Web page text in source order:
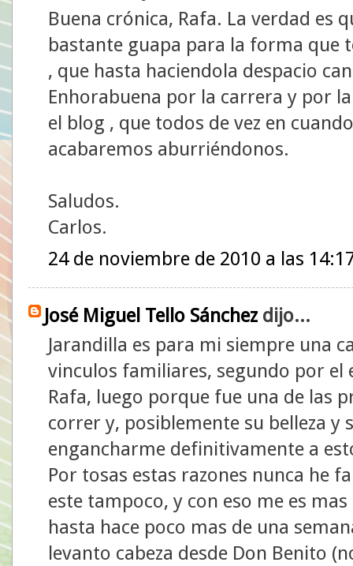
Buena crónica, Rafa. La verdad es
bastante guapa para la forma que
, que hasta haciendola despacio
Enhorabuena por la carrera y por
el blog , que todos de vez en
acabaremos aburriéndonos.
Saludos.
Carlos.
24 de noviembre de 2010 a las
José Miguel Tello Sánchez dijo...
Jarandilla es para mi siempre una
vinculos familiares, segundo por
Rafa, luego porque fue una de las
correr y, posiblemente su belleza y
engancharme definitivamente a
Por tosas estas razones nunca he
este tampoco, y con eso me es
hasta hace poco mas de una
levanto cabeza desde Don Benito